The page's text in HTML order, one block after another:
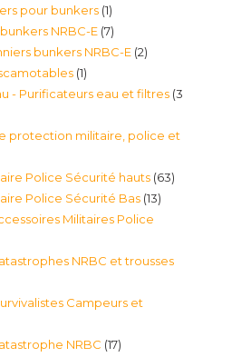
produits
pour bunkers 11
produit
NRBC-E 77
produits
bunkers NRBC-E 22
11
produit
- Purificateurs eau et filtres 3
protection militaire, police et
Police Sécurité hauts 6363
Police Sécurité Bas 1313
Militaires Police
NRBC et trousses
Campeurs et
NRBC 1717